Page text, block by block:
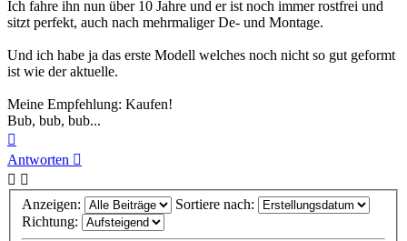
Ich fahre ihn nun über 10 Jahre und er ist noch immer rostfrei und
sitzt perfekt, auch nach mehrmaliger De- und Montage.
Und ich habe ja das erste Modell welches noch nicht so gut geformt
ist wie der aktuelle.
Meine Empfehlung: Kaufen!
Bub, bub, bub...
oben
Antworten
Anzeigen:
Sortiere nach:
Richtung: